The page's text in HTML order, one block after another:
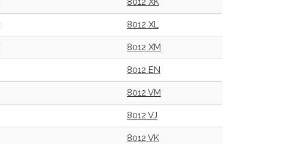
8012 XL
8012 XM
8012 EN
8012 VM
8012 VJ
8012 VK